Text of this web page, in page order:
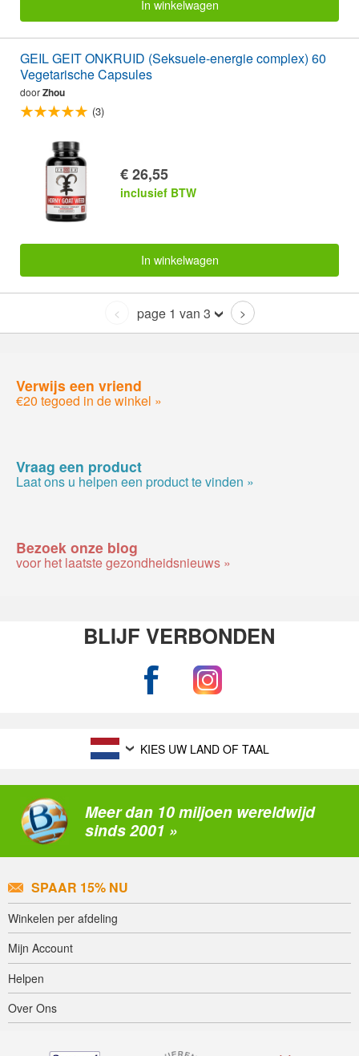
In winkelwagen
GEIL GEIT ONKRUID (Seksuele-energie complex) 60
Vegetarische Capsules
doorZhou
(3)
€ 26,55
inclusief BTW
In winkelwagen
< page 1 van 3 >
Verwijs een vriend
€20 tegoed in de winkel »
Vraag een product
Laat ons u helpen een product te vinden »
Bezoek onze blog
voor het laatste gezondheidsnieuws »
BLIJF VERBONDEN
KIES UW LAND OF TAAL
Meer dan 10 miljoen wereldwijd
sinds 2001 »
SPAAR 15% NU
Winkelen per afdeling
Mijn Account
Helpen
Over Ons